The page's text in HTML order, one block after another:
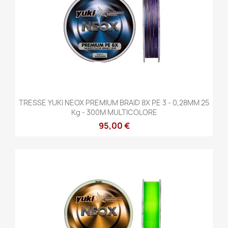
TRESSE YUKI NEOX PREMIUM BRAID 8X PE 3 - 0,28MM 25
Kg - 300M MULTICOLORE
95,00 €